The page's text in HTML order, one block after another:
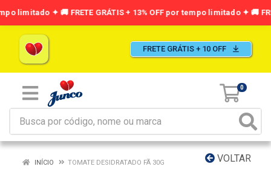
FRETE GRÁTIS + 10 OFF
0
VOLTAR
INÍCIO TOMATE DESIDRATADO FÃ 30G